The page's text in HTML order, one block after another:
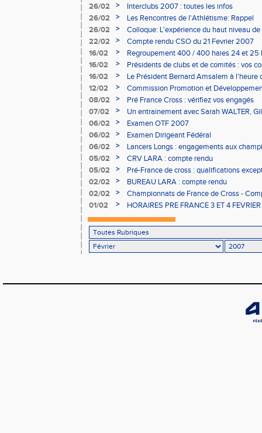
26/02
>
Interclubs 2007 : toutes les infos
26/02
>
Les Rencontres de l'Athlétisme: Rappel
26/02
>
Colloque: L'expérience du haut niveau
athlètes RAPPEL
22/02 >
Compte rendu CSO du 21 Fevrier 2007
16/02
>
Regroupement 400 / 400 haies 24 et 25
16/02
>
Présidents de clubs et de comités : vos
16/02
>
Le Président Bernard Amsalem à l'heure
12/02
>
Commission Promotion et
08/02
>
Pré France Cross : vérifiez vos engagés
07/02
>
Un entrainement avec Sarah WALTER,
du suivi régional !!!
06/02 >
Examen OTF 2007
06/02
>
Examen Dirigeant Fédéral
06/02
>
Lancers Longs : engagements aux
05/02
>
CRV LARA : compte rendu
05/02
>
Pré-France de cross : qualifications
02/02
>
BUREAU LARA : compte rendu
02/02
>
Championnats de France de Cross -
01/02
> HORAIRES PRE FRANCE 3 ET 4